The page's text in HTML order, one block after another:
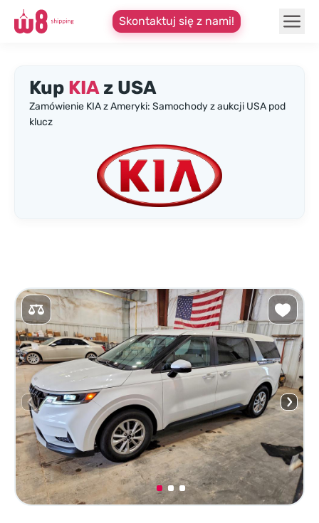
Skontaktuj się z nami!
Kup KIAz USA
Zamówienie KIA z Ameryki: Samochody z aukcji USA pod
klucz